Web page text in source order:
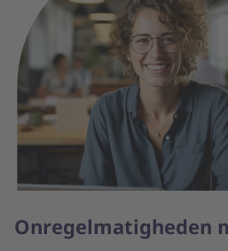
Onregelmatigheden